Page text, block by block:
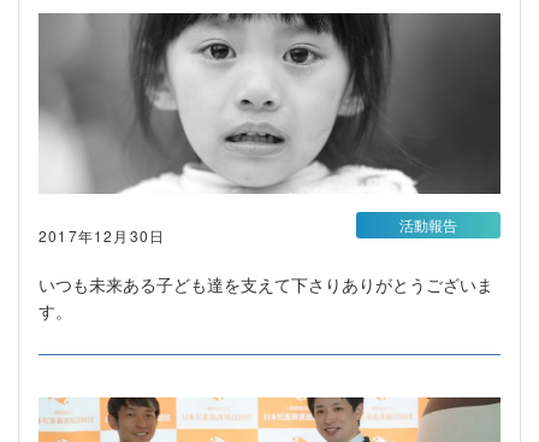
2017年12月30日
いつも未来ある子ども達を支えて下さりありがとうございま
す。
活動報告